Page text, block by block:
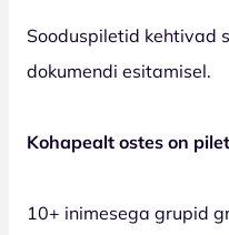
Sooduspiletid kehtivad
dokumendi esitamisel.
Kohapealt ostes on
10+ inimesega grupid